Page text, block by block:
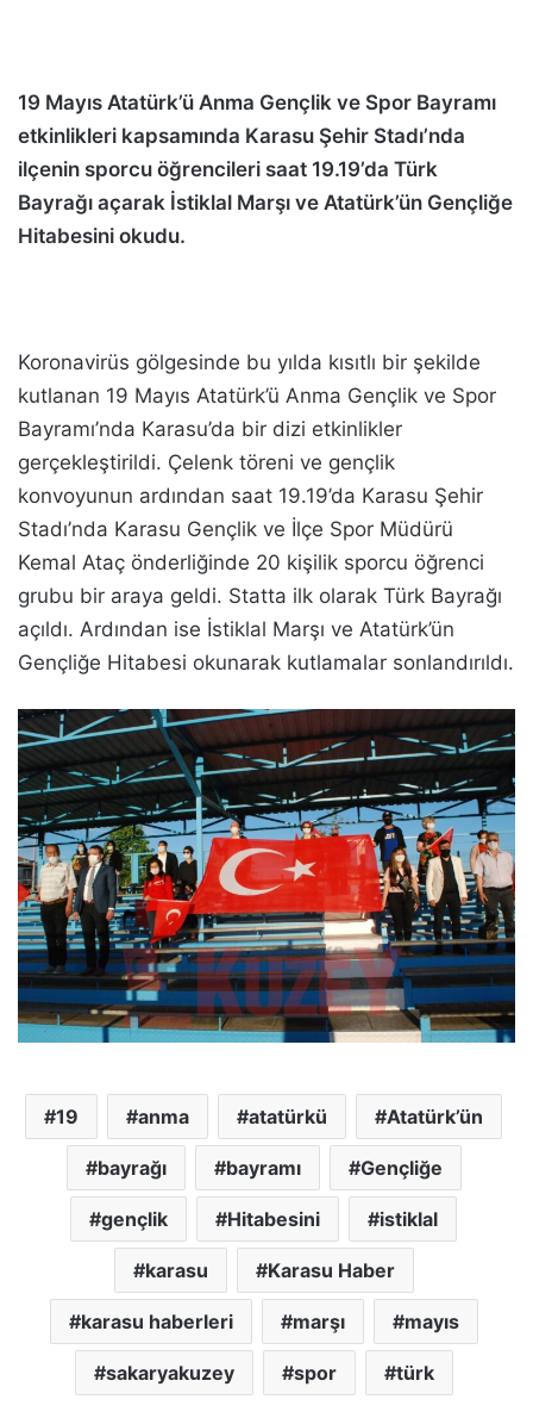
19 Mayıs Atatürk’ü Anma Gençlik ve Spor Bayramı
etkinlikleri kapsamında Karasu Şehir Stadı’nda
ilçenin sporcu öğrencileri saat 19.19’da Türk
Bayrağı açarak İstiklal Marşı ve Atatürk’ün Gençliğe
Hitabesini okudu.
Koronavirüs gölgesinde bu yılda kısıtlı bir şekilde
kutlanan 19 Mayıs Atatürk’ü Anma Gençlik ve Spor
Bayramı’nda Karasu’da bir dizi etkinlikler
gerçekleştirildi. Çelenk töreni ve gençlik
konvoyunun ardından saat 19.19’da Karasu Şehir
Stadı’nda Karasu Gençlik ve İlçe Spor Müdürü
Kemal Ataç önderliğinde 20 kişilik sporcu öğrenci
grubu bir araya geldi. Statta ilk olarak Türk Bayrağı
açıldı. Ardından ise İstiklal Marşı ve Atatürk’ün
Gençliğe Hitabesi okunarak kutlamalar sonlandırıldı.
19 anma atatürkü Atatürk’ün
bayrağı bayramı Gençliğe
gençlik Hitabesini istiklal
karasu Karasu Haber
karasu haberleri marşı mayıs
sakaryakuzey spor türk